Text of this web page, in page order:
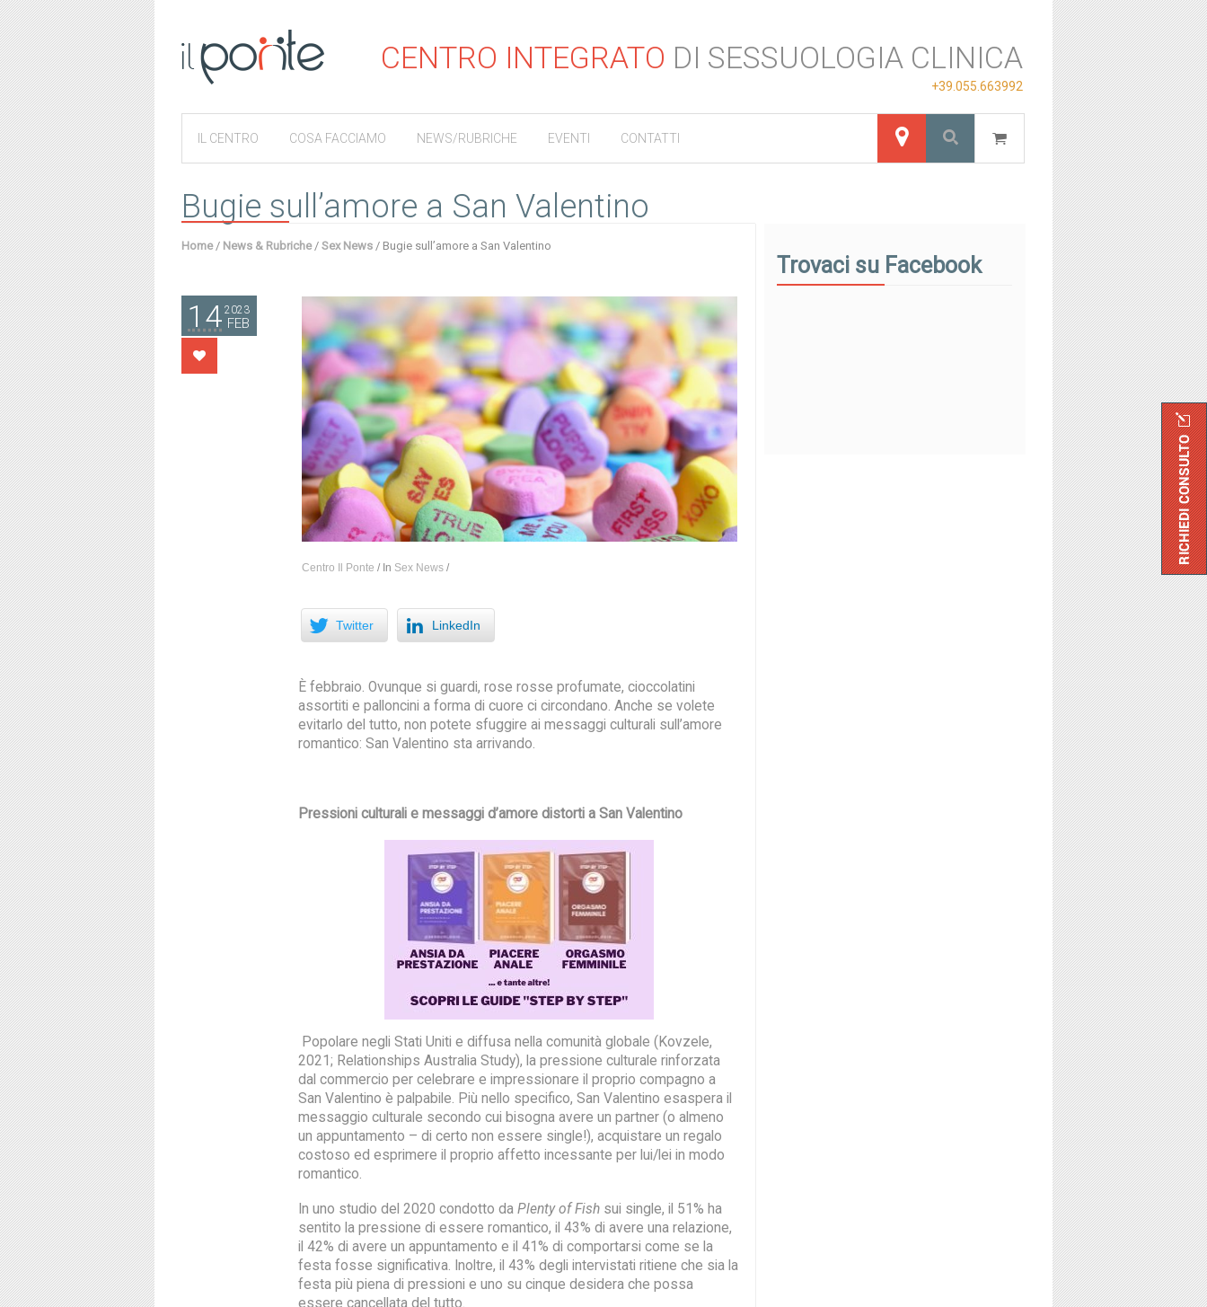
CENTRO INTEGRATO DI SESSUOLOGIA CLINICA
+39.055.663992
IL CENTRO COSA FACCIAMO NEWS/RUBRICHE EVENTI CONTATTI
Bugie sull’amore a San Valentino
Home / News & Rubriche / Sex News / Bugie sull’amore a San Valentino
14 2023
FEB
Centro Il Ponte / In Sex News /
Twitter LinkedIn
È febbraio. Ovunque si guardi, rose rosse profumate, cioccolatini
assortiti e palloncini a forma di cuore ci circondano. Anche se volete
evitarlo del tutto, non potete sfuggire ai messaggi culturali sull’amore
romantico: San Valentino sta arrivando.
Pressioni culturali e messaggi d’amore distorti a San Valentino
Popolare negli Stati Uniti e diffusa nella comunità globale (Kovzele,
2021; Relationships Australia Study), la pressione culturale rinforzata
dal commercio per celebrare e impressionare il proprio compagno a
San Valentino è palpabile. Più nello specifico, San Valentino esaspera il
messaggio culturale secondo cui bisogna avere un partner (o almeno
un appuntamento – di certo non essere single!), acquistare un regalo
costoso ed esprimere il proprio affetto incessante per lui/lei in modo
romantico.
In uno studio del 2020 condotto da Plenty of Fish sui single, il 51% ha
sentito la pressione di essere romantico, il 43% di avere una relazione,
il 42% di avere un appuntamento e il 41% di comportarsi come se la
festa fosse significativa. Inoltre, il 43% degli intervistati ritiene che sia la
festa più piena di pressioni e uno su cinque desidera che possa
essere cancellata del tutto.
Trovaci su Facebook